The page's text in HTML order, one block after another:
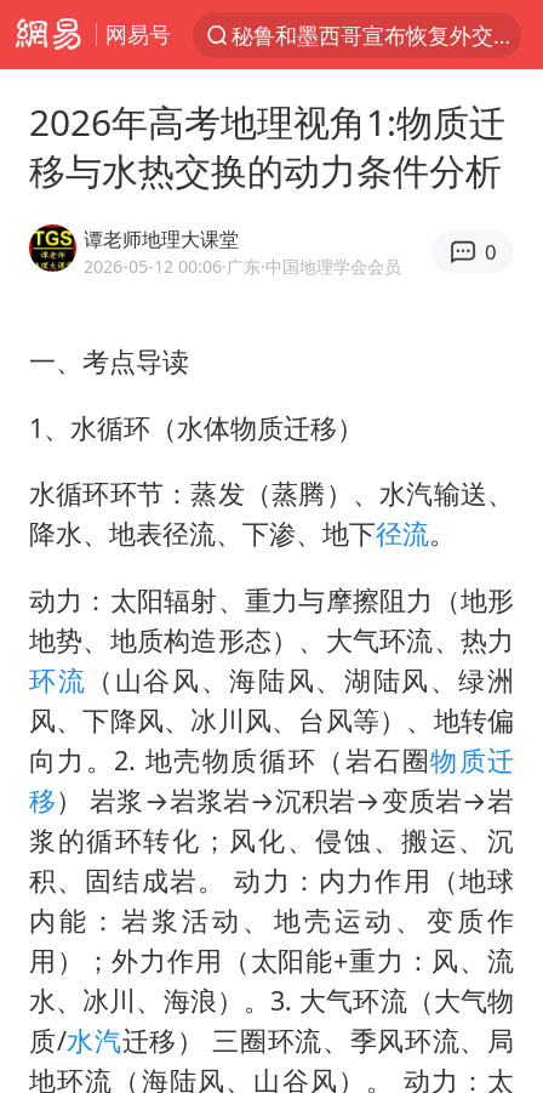
网易号
秘鲁和墨西哥宣布恢复外交关系
“电影+”如何激发千亿级消费新活力？
泉州市委书记张毅恭被查
沙特土耳其巴基斯坦签署共同防务协议
老中医：立秋后养心是关键
中国女篮70-67险胜尼日利亚女篮
国防部：坚决反制任何闹海挑衅图谋
“新疆阿勒泰八月能滑雪”不实
日本试射“战斧”导弹，国防部回应
胡彦斌韩磊 谁帮谁
夯实基础开新局
2026年高考地理视角1:物质迁
移与水热交换的动力条件分析
谭老师地理大课堂
2026-05-12 00:06·广东·中国地理学会会员
0
一、考点导读
1、水循环（水体物质迁移）
水循环环节：蒸发（蒸腾）、水汽输送、
降水、地表径流、下渗、地下径流。
动力：太阳辐射、重力与摩擦阻力（地形
地势、地质构造形态）、大气环流、热力
环流 （山谷风、海陆风、湖陆风、绿洲
风、下降风、冰川风、台风等）、地转偏
向力。2. 地壳物质循环（岩石圈物质迁
移） 岩浆→岩浆岩→沉积岩→变质岩→岩
浆的循环转化；风化、侵蚀、搬运、沉
积、固结成岩。 动力：内力作用（地球
内能：岩浆活动、地壳运动、变质作
用）；外力作用（太阳能+重力：风、流
水、冰川、海浪）。3. 大气环流（大气物
质/水汽迁移） 三圈环流、季风环流、局
地环流（海陆风、山谷风）。 动力：太